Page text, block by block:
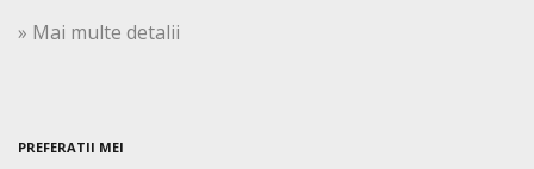
» Mai multe detalii
PREFERATII MEI